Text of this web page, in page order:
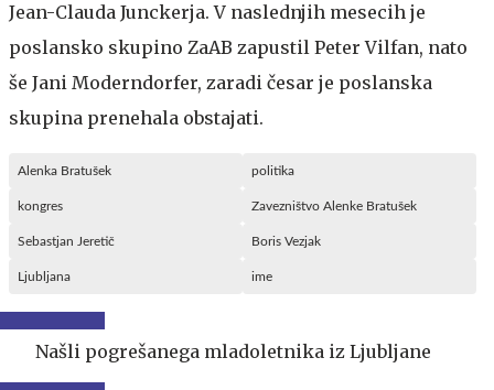
Jean-Clauda Junckerja. V naslednjih mesecih je
poslansko skupino ZaAB zapustil Peter Vilfan, nato
še Jani Moderndorfer, zaradi česar je poslanska
skupina prenehala obstajati.
Alenka Bratušek politika
kongres Zavezništvo Alenke Bratušek
Sebastjan Jeretič Boris Vezjak
Ljubljana ime
Našli pogrešanega mladoletnika iz Ljubljane